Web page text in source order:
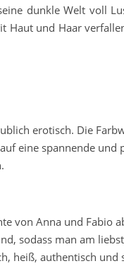
dunkle Welt voll
Haut und Haar
erotisch. Die
eine spannende
von Anna und Fabio
sodass man am
heiß, authentisch und